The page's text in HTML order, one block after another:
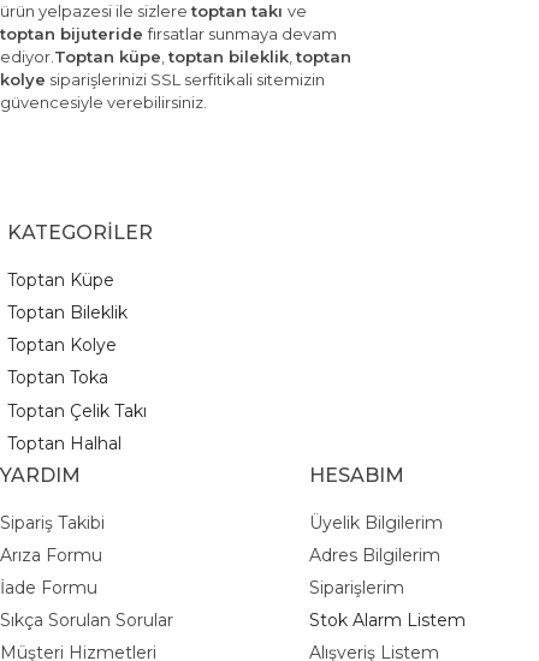
ürün yelpazesi ile sizleretoptan takı ve
toptan bijuteridefırsatlar sunmaya devam
ediyor. Toptan küpe ,toptan bileklik ,toptan
kolye siparişlerinizi SSL serfitikali sitemizin
güvencesiyle verebilirsiniz.
KATEGORİLER
Toptan Küpe
Toptan Bileklik
Toptan Kolye
Toptan Toka
Toptan Çelik Takı
Toptan Halhal
YARDIM
Sipariş Takibi
Arıza Formu
İade Formu
Sıkça Sorulan Sorular
Müşteri Hizmetleri
HESABIM
Üyelik Bilgilerim
Adres Bilgilerim
Siparişlerim
Stok Alarm Listem
Alışveriş Listem